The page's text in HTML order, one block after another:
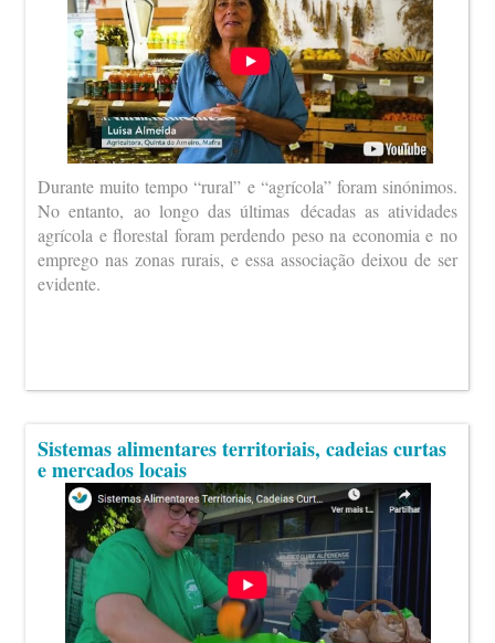
Durante muito tempo “rural” e “agrícola” foram sinónimos.
No entanto, ao longo das últimas décadas as atividades
agrícola e florestal foram perdendo peso na economia e no
emprego nas zonas rurais, e essa associação deixou de ser
evidente.
Sistemas alimentares territoriais, cadeias curtas
e mercados locais